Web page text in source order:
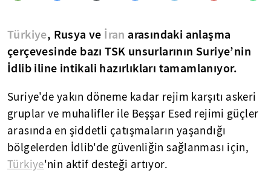
Türkiye, Rusya ve İran arasındaki anlaşma
çerçevesinde bazı TSK unsurlarının Suriye’nin
İdlib iline intikali hazırlıkları tamamlanıyor.
Suriye'de yakın döneme kadar rejim karşıtı askeri
gruplar ve muhalifler ile Beşşar Esed rejimi güçler
arasında en şiddetli çatışmaların yaşandığı
bölgelerden İdlib'de güvenliğin sağlanması için,
Türkiye'nin aktif desteği artıyor.